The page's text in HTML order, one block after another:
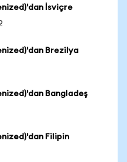
İsviçre
Brezilya
Bangladeş
Filipin